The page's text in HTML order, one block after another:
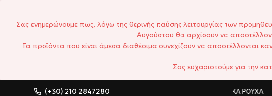
Σας ενημερώνουμε πως, λόγω της θερινής παύσης λειτουργίας των
Αυγούστου θα αρχίσουν να
Τα προϊόντα που είναι άμεσα διαθέσιμα συνεχίζουν να αποστέλλονται
Σας ευχαριστούμε για την
(+30) 210 2847280 CUSTOM MADE ΕΠΑΓΓΕΛΜΑΤΙΚΆ ΡΟΎΧΑ